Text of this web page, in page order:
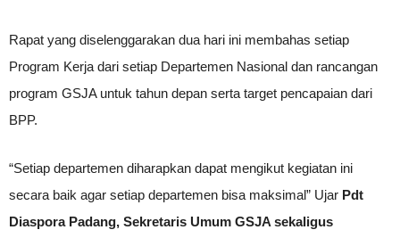
Rapat yang diselenggarakan dua hari ini membahas setiap
Program Kerja dari setiap Departemen Nasional dan rancangan
program GSJA untuk tahun depan serta target pencapaian dari
BPP.
“Setiap departemen diharapkan dapat mengikut kegiatan ini
secara baik agar setiap departemen bisa maksimal” Ujar Pdt
Diaspora Padang, Sekretaris Umum GSJA sekaligus